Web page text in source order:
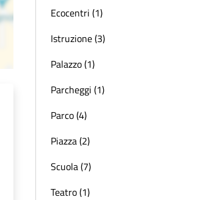
Ecocentri (1)
Istruzione (3)
Palazzo (1)
Parcheggi (1)
Parco (4)
Piazza (2)
Scuola (7)
Teatro (1)